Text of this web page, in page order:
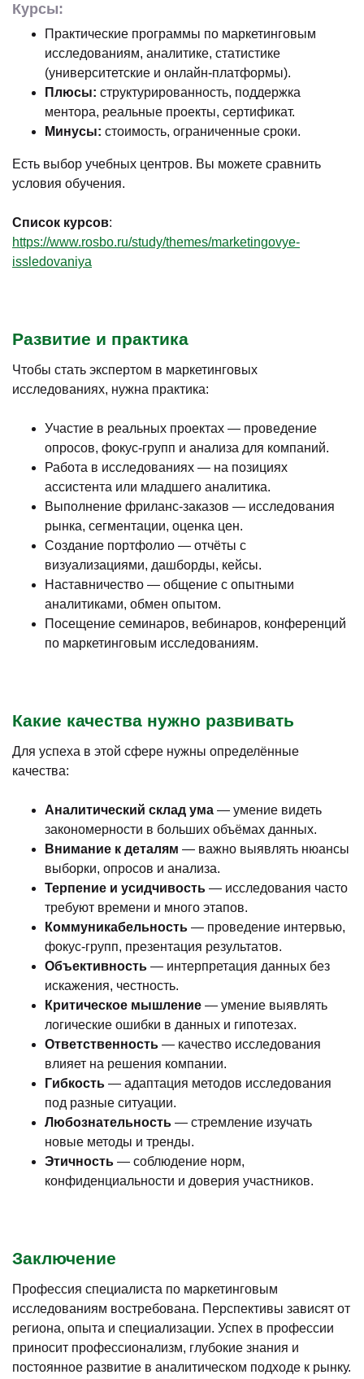
Курсы:
Практические программы по маркетинговым
исследованиям, аналитике, статистике
(университетские и онлайн-платформы).
Плюсы: структурированность, поддержка
ментора, реальные проекты, сертификат.
Минусы: стоимость, ограниченные сроки.
Есть выбор учебных центров. Вы можете сравнить
условия обучения.
Список курсов:
https://www.rosbo.ru/study/themes/marketingovye-
issledovaniya
Развитие и практика
Чтобы стать экспертом в маркетинговых
исследованиях, нужна практика:
Участие в реальных проектах — проведение
опросов, фокус-групп и анализа для компаний.
Работа в исследованиях — на позициях
ассистента или младшего аналитика.
Выполнение фриланс-заказов — исследования
рынка, сегментации, оценка цен.
Создание портфолио — отчёты с
визуализациями, дашборды, кейсы.
Наставничество — общение с опытными
аналитиками, обмен опытом.
Посещение семинаров, вебинаров, конференций
по маркетинговым исследованиям.
Какие качества нужно развивать
Для успеха в этой сфере нужны определённые
качества:
Аналитический склад ума — умение видеть
закономерности в больших объёмах данных.
Внимание к деталям — важно выявлять нюансы
выборки, опросов и анализа.
Терпение и усидчивость — исследования часто
требуют времени и много этапов.
Коммуникабельность — проведение интервью,
фокус-групп, презентация результатов.
Объективность — интерпретация данных без
искажения, честность.
Критическое мышление — умение выявлять
логические ошибки в данных и гипотезах.
Ответственность — качество исследования
влияет на решения компании.
Гибкость — адаптация методов исследования
под разные ситуации.
Любознательность — стремление изучать
новые методы и тренды.
Этичность — соблюдение норм,
конфиденциальности и доверия участников.
Заключение
Профессия специалиста по маркетинговым
исследованиям востребована. Перспективы зависят от
региона, опыта и специализации. Успех в профессии
приносит профессионализм, глубокие знания и
постоянное развитие в аналитическом подходе к рынку.